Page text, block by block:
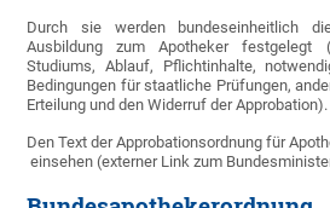
Durch sie werden bundeseinheitlich
Ausbildung zum Apotheker festgelegt
Studiums, Ablauf, Pflichtinhalte,
Bedingungen für staatliche Prüfungen,
Erteilung und den Widerruf der Approbation).
Den Text der Approbationsordnung für
einsehen (externer Link zum